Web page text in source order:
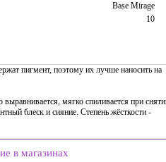
Base Mirage
10
пигмент, поэтому их лучше наносить на
выравнивается, мягко спиливается при
блеск и сияние. Степень жёсткости -
в магазинах